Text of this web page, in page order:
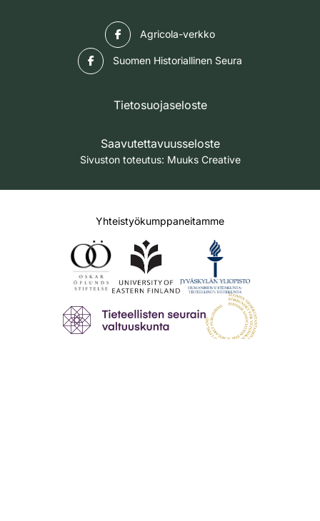
Agricola-verkko
Suomen Historiallinen Seura
Tietosuojaseloste
Saavutettavuusseloste
Sivuston toteutus: Muuks Creative
Yhteistyökumppaneitamme